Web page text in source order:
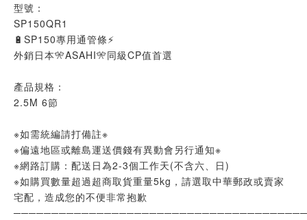
型號：
SP150QR1
🔋SP150專用通管條⚡
外銷日本🎌ASAHI🎌同級CP值首選
產品規格：
2.5M 6節
※如需統編請打備註※
※偏遠地區或離島運送價錢有異動會另行通知※
※網路訂購：配送日為2-3個工作天(不含六、日)
※如購買數量超過超商取貨重量5kg，請選取中華郵政或賣家
宅配，造成您的不便非常抱歉